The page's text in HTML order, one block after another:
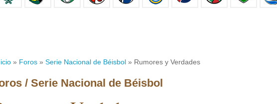
» Foros » Serie Nacional de Béisbol » Rumores y Verdades
/ Serie Nacional de Béisbol